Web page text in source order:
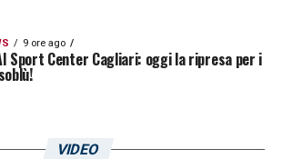
9 ore ago
Sport Center Cagliari: oggi la ripresa per i
VIDEO